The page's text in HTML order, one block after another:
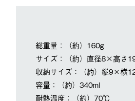
総重量：（約）160g
サイズ：（約）直径8×高さ
収納サイズ：（約）縦9×横
容量：（約）340ml
耐熱温度：（約）70℃